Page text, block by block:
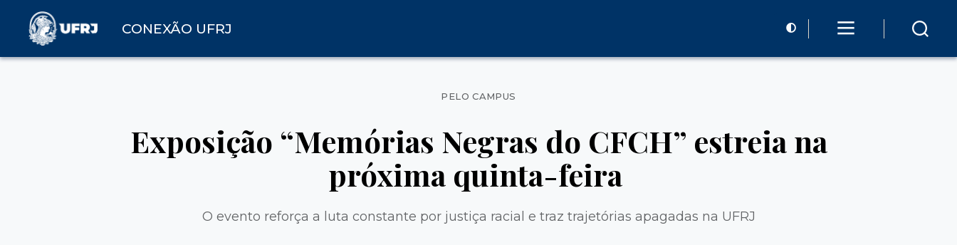
CONEXÃO UFRJ
Categorias
PELO CAMPUS
Exposição “Memórias Negras do CFCH” estreia na
próxima quinta-feira
O evento reforça a luta constante por justiça racial e traz trajetórias apagadas na UFRJ